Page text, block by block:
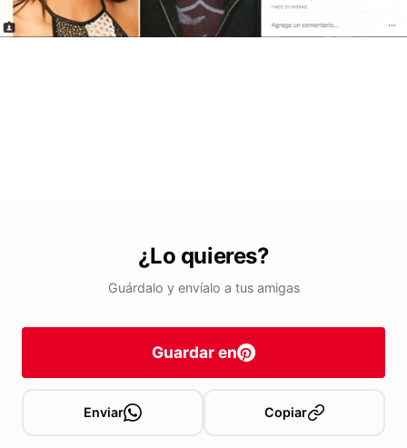
¿Lo quieres?
Guárdalo y envíalo a tus amigas
Guardar en
Enviar Copiar